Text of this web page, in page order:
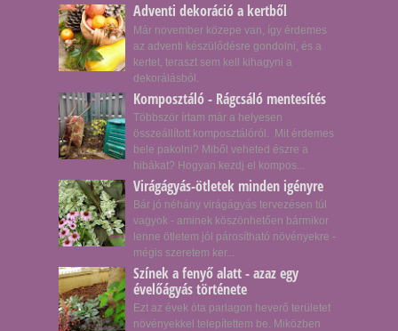
Adventi dekoráció a kertből
Már november közepe van, így érdemes
az adventi készülődésre gondolni, és a
kertet, teraszt sem kell kihagyni a
dekorálásból.
Komposztáló - Rágcsáló mentesítés
Többször írtam már a helyesen
összeállított komposztálóról. Mit érdemes
bele pakolni? Miből veheted észre a
hibákat? Hogyan kezdj el kompos...
Virágágyás-ötletek minden igényre
Bár jó néhány virágágyás tervezésen túl
vagyok - aminek köszönhetően bármikor
lenne ötletem jól párosítható növényekre -
mégis szeretem ker...
Színek a fenyő alatt - azaz egy
évelőágyás története
Ezt az évek óta parlagon heverő területet
növényekkel telepítettem be. Miközben